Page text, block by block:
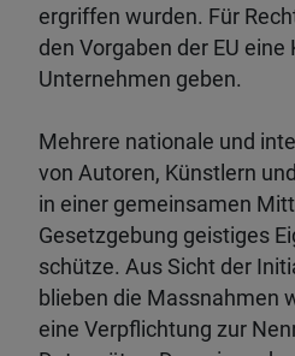
ergriffen wurden. Für
den Vorgaben der EU
Unternehmen geben.
Mehrere nationale und
von Autoren, Künstlern
in einer gemeinsamen
Gesetzgebung geistiges
schütze. Aus Sicht der
blieben die Massnahmen
eine Verpflichtung zur